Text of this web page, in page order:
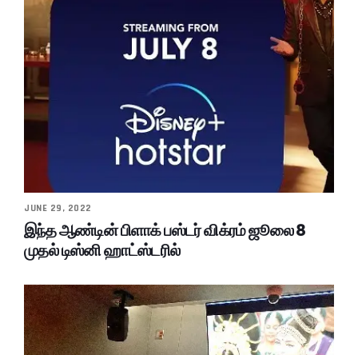
JUNE 29, 2022
இந்த ஆண்டின் பிளாக் பஸ்டர் விக்ரம் ஜூலை 8
முதல் டிஸ்னி ஹாட்ஸ்டரில்